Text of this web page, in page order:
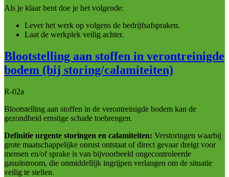
Als je klaar bent doe je het volgende:
Lever het werk op volgens de bedrijfsafspraken.
Laat de werkplek veilig achter.
Blootstelling aan stoffen in verontreinigde
bodem (bij storing/calamiteiten)
R-02a
Blootstelling aan stoffen in de verontreinigde bodem kan de
gezondheid ernstige schade toebrengen.
Definitie urgente storingen en calamiteiten: Verstoringen waarbij
grote maatschappelijke onrust ontstaat of direct gevaar dreigt voor
mensen en/of sprake is van bijvoorbeeld ongecontroleerde
gasuitstroom, die onmiddellijk ingrijpen verlangen om de situatie
veilig te stellen.